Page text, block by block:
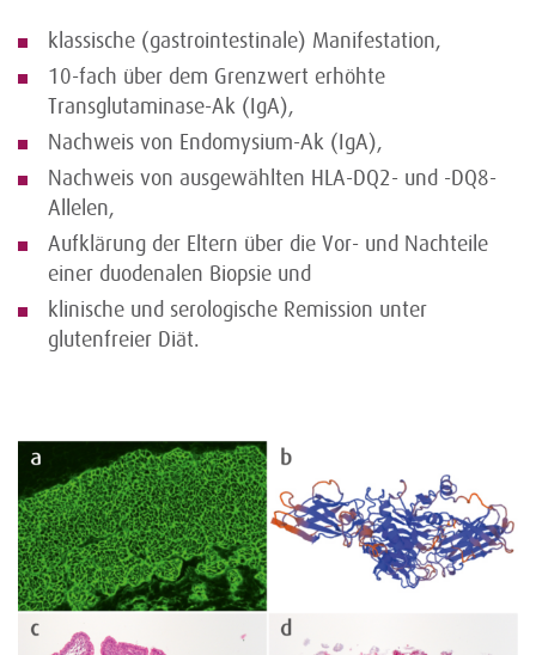
klassische (gastrointestinale) Manifestation,
10-fach über dem Grenzwert erhöhte
Transglutaminase-Ak (IgA),
Nachweis von Endomysium-Ak (IgA),
Nachweis von ausgewählten HLA-DQ2- und -DQ8-
Allelen,
Aufklärung der Eltern über die Vor- und Nachteile
einer duodenalen Biopsie und
klinische und serologische Remission unter
glutenfreier Diät.